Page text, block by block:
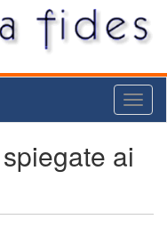
ai